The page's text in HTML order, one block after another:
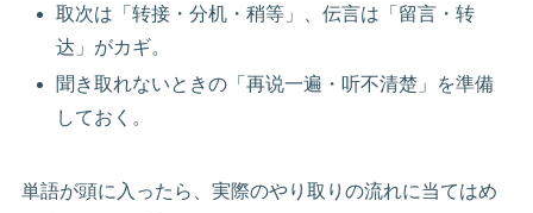
取次は「转接・分机・稍等」、伝言は「留言・转
达」がカギ。
聞き取れないときの「再说一遍・听不清楚」を準備
しておく。
単語が頭に入ったら、実際のやり取りの流れに当てはめ